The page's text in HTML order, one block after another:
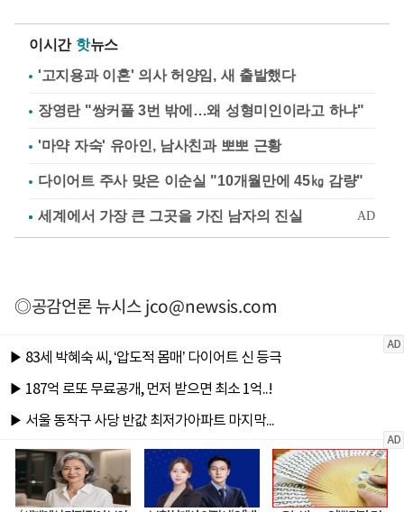
이시간 핫뉴스
'고지용과 이혼' 의사 허양임, 새 출발했다
장영란 "쌍커풀 3번 밖에…왜 성형미인이라고 하냐"
'마약 자숙' 유아인, 남사친과 뽀뽀 근황
다이어트 주사 맞은 이순실 "10개월만에 45㎏ 감량"
◎공감언론 뉴시스jco@newsis.com